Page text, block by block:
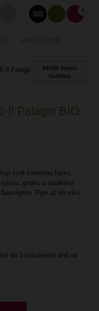
0
94/100 James
Suckling
Il Palagio BIO
sytě červenou barvu.
grafitu a sladkého
Pijte až do roku
do 3 pracovních dnů od